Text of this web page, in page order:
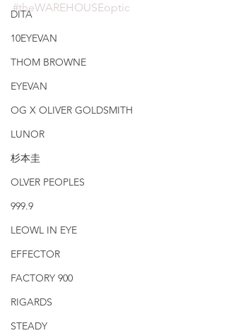
DITA
10EYEVAN
THOM BROWNE
EYEVAN
OG X OLIVER GOLDSMITH
LUNOR
杉本圭
OLVER PEOPLES
999.9
LEOWL IN EYE
EFFECTOR
FACTORY 900
RIGARDS
STEADY
#theWAREHOUSEoptic